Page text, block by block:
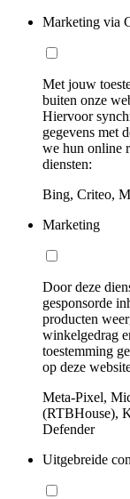
Marketing via
Met jouw
buiten onze
Hiervoor
gegevens met
we hun online
diensten:
Bing, Criteo,
Marketing
Door deze
gesponsorde
producten
winkelgedrag
toestemming
op deze
Meta-Pixel,
(RTBHouse),
Defender
Uitgebreide